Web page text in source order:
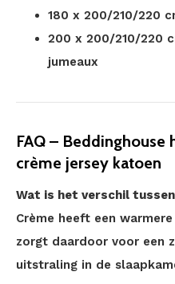
180 x 200/210/220
200 x 200/210/220
jumeaux
FAQ –
crème jersey katoen
Wat is het verschil
Crème heeft een
zorgt daardoor voor een
uitstraling in de